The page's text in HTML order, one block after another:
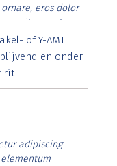
eros dolor
vitae erat.
rutrum lorem
posuere.
of Y-AMT
en onder
rit!
adipiscing